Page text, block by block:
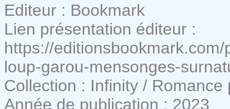
Editeur : Bookmark
Lien présentation éditeur :
https://
loup-garou-mensonges-
Collection : Infinity / Romance
Année de publication : 2023